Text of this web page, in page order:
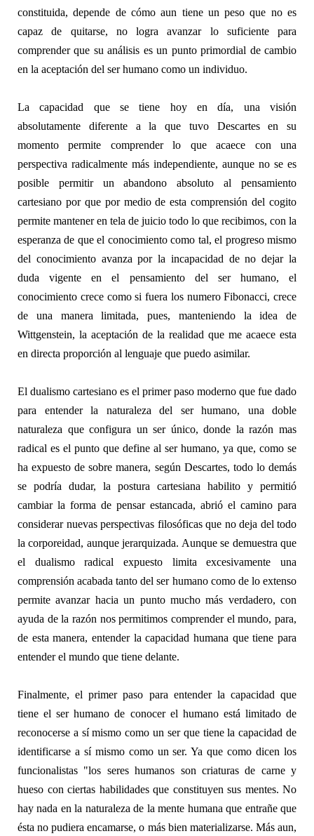
constituida, depende de cómo aun tiene un peso que no es
capaz de quitarse, no logra avanzar lo suficiente para
comprender que su análisis es un punto primordial de cambio
en la aceptación del ser humano como un individuo.
La capacidad que se tiene hoy en día, una visión
absolutamente diferente a la que tuvo Descartes en su
momento permite comprender lo que acaece con una
perspectiva radicalmente más independiente, aunque no se es
posible permitir un abandono absoluto al pensamiento
cartesiano por que por medio de esta comprensión del cogito
permite mantener en tela de juicio todo lo que recibimos, con la
esperanza de que el conocimiento como tal, el progreso mismo
del conocimiento avanza por la incapacidad de no dejar la
duda vigente en el pensamiento del ser humano, el
conocimiento crece como si fuera los numero Fibonacci, crece
de una manera limitada, pues, manteniendo la idea de
Wittgenstein, la aceptación de la realidad que me acaece esta
en directa proporción al lenguaje que puedo asimilar.
El dualismo cartesiano es el primer paso moderno que fue dado
para entender la naturaleza del ser humano, una doble
naturaleza que configura un ser único, donde la razón mas
radical es el punto que define al ser humano, ya que, como se
ha expuesto de sobre manera, según Descartes, todo lo demás
se podría dudar, la postura cartesiana habilito y permitió
cambiar la forma de pensar estancada, abrió el camino para
considerar nuevas perspectivas filosóficas que no deja del todo
la corporeidad, aunque jerarquizada. Aunque se demuestra que
el dualismo radical expuesto limita excesivamente una
comprensión acabada tanto del ser humano como de lo extenso
permite avanzar hacia un punto mucho más verdadero, con
ayuda de la razón nos permitimos comprender el mundo, para,
de esta manera, entender la capacidad humana que tiene para
entender el mundo que tiene delante.
Finalmente, el primer paso para entender la capacidad que
tiene el ser humano de conocer el humano está limitado de
reconocerse a sí mismo como un ser que tiene la capacidad de
identificarse a sí mismo como un ser. Ya que como dicen los
funcionalistas "los seres humanos son criaturas de carne y
hueso con ciertas habilidades que constituyen sus mentes. No
hay nada en la naturaleza de la mente humana que entrañe que
ésta no pudiera encamarse, o más bien materializarse. Más aun,